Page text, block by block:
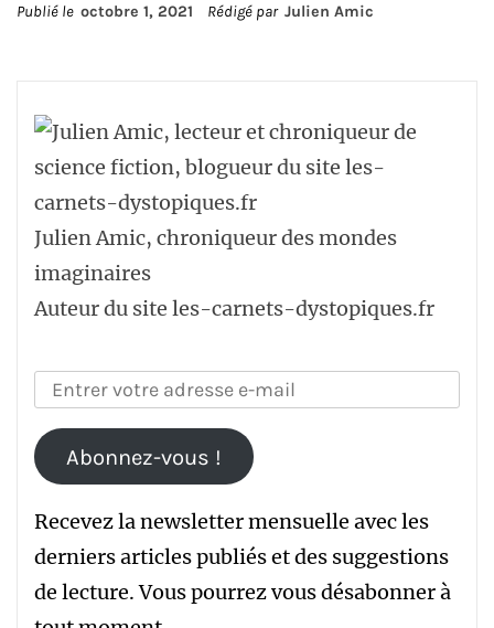
Publié le octobre 1, 2021 Rédigé par Julien Amic
Julien Amic, chroniqueur des mondes
imaginaires
Auteur du site les-carnets-dystopiques.fr
Abonnez-vous !
Recevez la newsletter mensuelle avec les
derniers articles publiés et des suggestions
de lecture. Vous pourrez vous désabonner à